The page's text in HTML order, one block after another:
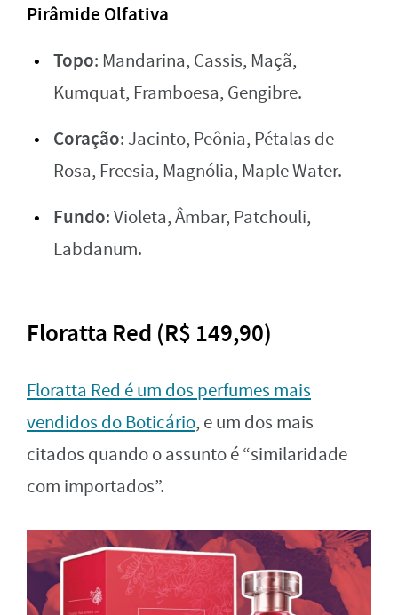
Pirâmide Olfativa
Topo: Mandarina, Cassis, Maçã,
Kumquat, Framboesa, Gengibre.
Coração: Jacinto, Peônia, Pétalas de
Rosa, Freesia, Magnólia, Maple Water.
Fundo: Violeta, Âmbar, Patchouli,
Labdanum.
Floratta Red (R$ 149,90)
Floratta Red é um dos perfumes mais
vendidos do Boticário, e um dos mais
citados quando o assunto é “similaridade
com importados”.